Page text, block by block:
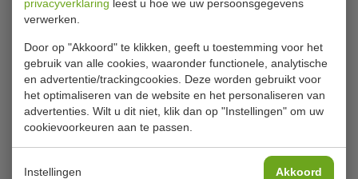
privacyverklaring leest u hoe we uw persoonsgegevens
verwerken.
Door op "Akkoord" te klikken, geeft u toestemming voor het
gebruik van alle cookies, waaronder functionele, analytische
en advertentie/trackingcookies. Deze worden gebruikt voor
het optimaliseren van de website en het personaliseren van
advertenties. Wilt u dit niet, klik dan op "Instellingen" om uw
cookievoorkeuren aan te passen.
Instellingen Akkoord
Materiaal
90% polyester + 10% elastane
Is dit iets voor jou?